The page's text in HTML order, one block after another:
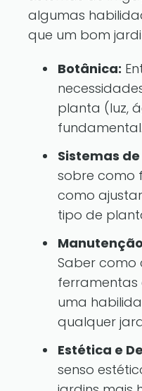
algumas
que um bom
Botânica:
planta (luz,
fundamental.
Sistemas
sobre como
como
tipo de
Saber como
ferramentas
uma
qualquer
Estética e
senso